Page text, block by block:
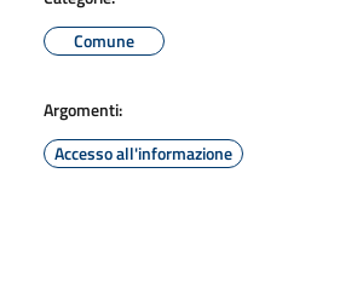
Comune
Argomenti:
Accesso all'informazione